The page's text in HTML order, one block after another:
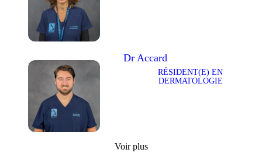
Dr Accard
RÉSIDENT(E) EN
DERMATOLOGIE
Voir plus